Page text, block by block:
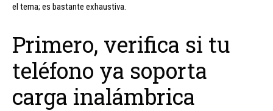
el tema; es bastante exhaustiva.
Primero, verifica si tu
teléfono ya soporta
carga inalámbrica